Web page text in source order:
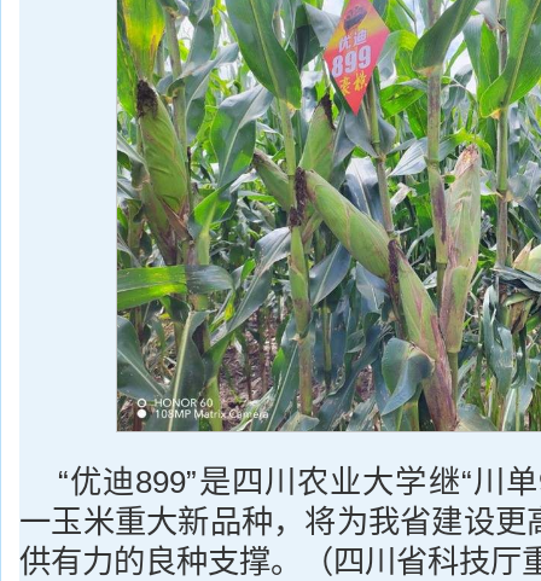
“优迪899”是四川农业大学继“川
一玉米重大新品种，将为我省建设更
供有力的良种支撑。（四川省科技厅